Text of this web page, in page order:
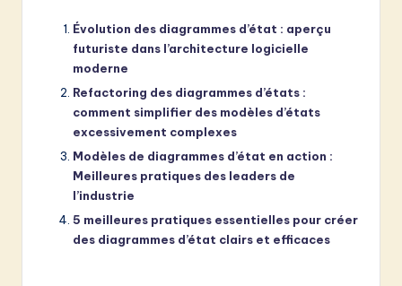
Évolution des diagrammes d’état : aperçu
futuriste dans l’architecture logicielle
moderne
Refactoring des diagrammes d’états :
comment simplifier des modèles d’états
excessivement complexes
Modèles de diagrammes d’état en action :
Meilleures pratiques des leaders de
l’industrie
5 meilleures pratiques essentielles pour créer
des diagrammes d’état clairs et efficaces